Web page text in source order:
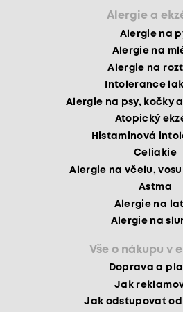
Alergie a
Alergie na
Alergie na
Alergie na
Intolerance
Alergie na psy, kočky
Atopický
Histaminová
Celiakie
Alergie na včelu,
Astma
Alergie na
Alergie na
Vše o nákupu v
Doprava a
Jak
Jak odstupovat od